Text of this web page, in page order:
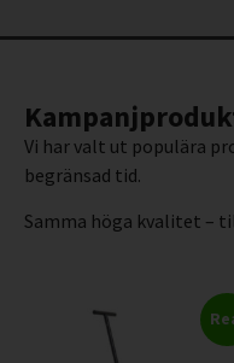
Vi har valt ut populära
begränsad tid.
Samma höga kvalitet –